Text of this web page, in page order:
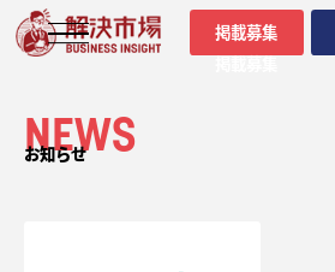
掲載募集
掲載募集
NEWS
お知らせ